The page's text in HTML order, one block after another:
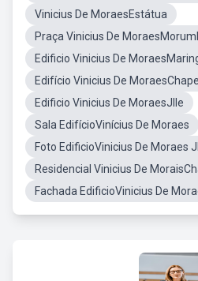
Vinicius De MoraesEstátua
Praça Vinicius De
Edificio Vinicius De
Edifício Vinicius De
Edificio Vinicius De MoraesJlle
Sala EdifícioVinícius De Moraes
Foto EdificioVinicius De Moraes
Residencial Vinicius De
Fachada EdificioVinicius De